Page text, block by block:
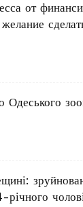
от
Одеського
річного